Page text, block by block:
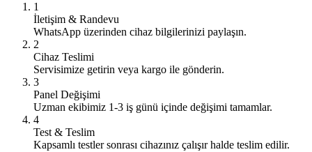
1
İletişim & Randevu
WhatsApp üzerinden cihaz bilgilerinizi paylaşın.
2
Cihaz Teslimi
Servisimize getirin veya kargo ile gönderin.
3
Panel Değişimi
Uzman ekibimiz 1-3 iş günü içinde değişimi tamamlar.
4
Test & Teslim
Kapsamlı testler sonrası cihazınız çalışır halde teslim edilir.